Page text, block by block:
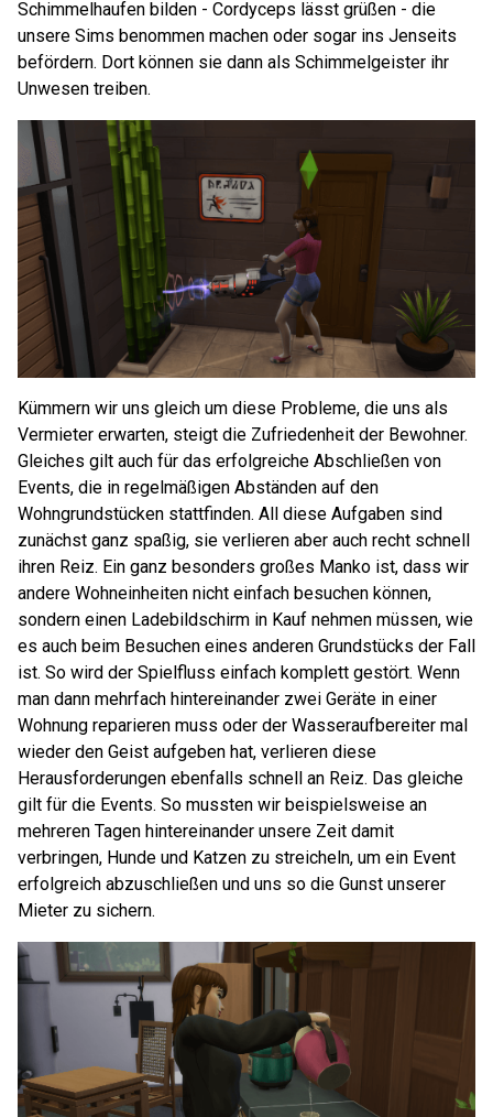
Schimmelhaufen bilden - Cordyceps lässt grüßen - die
unsere Sims benommen machen oder sogar ins Jenseits
befördern. Dort können sie dann als Schimmelgeister ihr
Unwesen treiben.
Kümmern wir uns gleich um diese Probleme, die uns als
Vermieter erwarten, steigt die Zufriedenheit der Bewohner.
Gleiches gilt auch für das erfolgreiche Abschließen von
Events, die in regelmäßigen Abständen auf den
Wohngrundstücken stattfinden. All diese Aufgaben sind
zunächst ganz spaßig, sie verlieren aber auch recht schnell
ihren Reiz. Ein ganz besonders großes Manko ist, dass wir
andere Wohneinheiten nicht einfach besuchen können,
sondern einen Ladebildschirm in Kauf nehmen müssen, wie
es auch beim Besuchen eines anderen Grundstücks der Fall
ist. So wird der Spielfluss einfach komplett gestört. Wenn
man dann mehrfach hintereinander zwei Geräte in einer
Wohnung reparieren muss oder der Wasseraufbereiter mal
wieder den Geist aufgeben hat, verlieren diese
Herausforderungen ebenfalls schnell an Reiz. Das gleiche
gilt für die Events. So mussten wir beispielsweise an
mehreren Tagen hintereinander unsere Zeit damit
verbringen, Hunde und Katzen zu streicheln, um ein Event
erfolgreich abzuschließen und uns so die Gunst unserer
Mieter zu sichern.